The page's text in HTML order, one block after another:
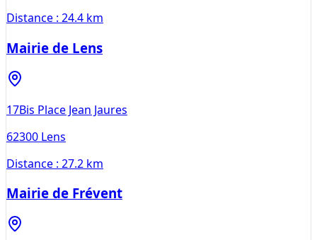
Distance : 24.4 km
Mairie de Lens
17Bis Place Jean Jaures
62300 Lens
Distance : 27.2 km
Mairie de Frévent